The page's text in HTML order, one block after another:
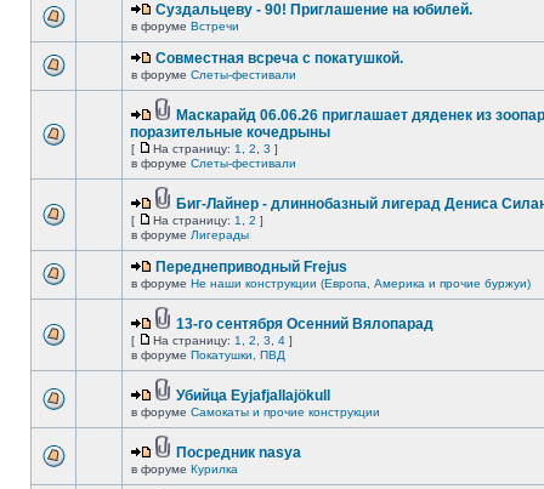
Суздальцеву - 90! Приглашение на юбилей.
в форуме Встречи
Совместная всреча с покатушкой.
в форуме Слеты-фестивали
Маскарайд 06.06.26 приглашает дяденек из
поразительные кочедрыны
[ На страницу: 1 2 3 ]
в форуме Слеты-фестивали
Биг-Лайнер - длиннобазный лигерад Дениса
[ На страницу: 1 2 ]
в форуме Лигерады
Переднеприводный Frejus
в форуме Не наши конструкции (Европа, Америка и прочие буржуи)
13-го сентября Осенний Вялопарад
[ На страницу: 1 2 3 4 ]
в форуме Покатушки, ПВД
Убийца Eyjafjallajökull
в форуме Самокаты и прочие конструкции
Посредник nasya
в форуме Курилка